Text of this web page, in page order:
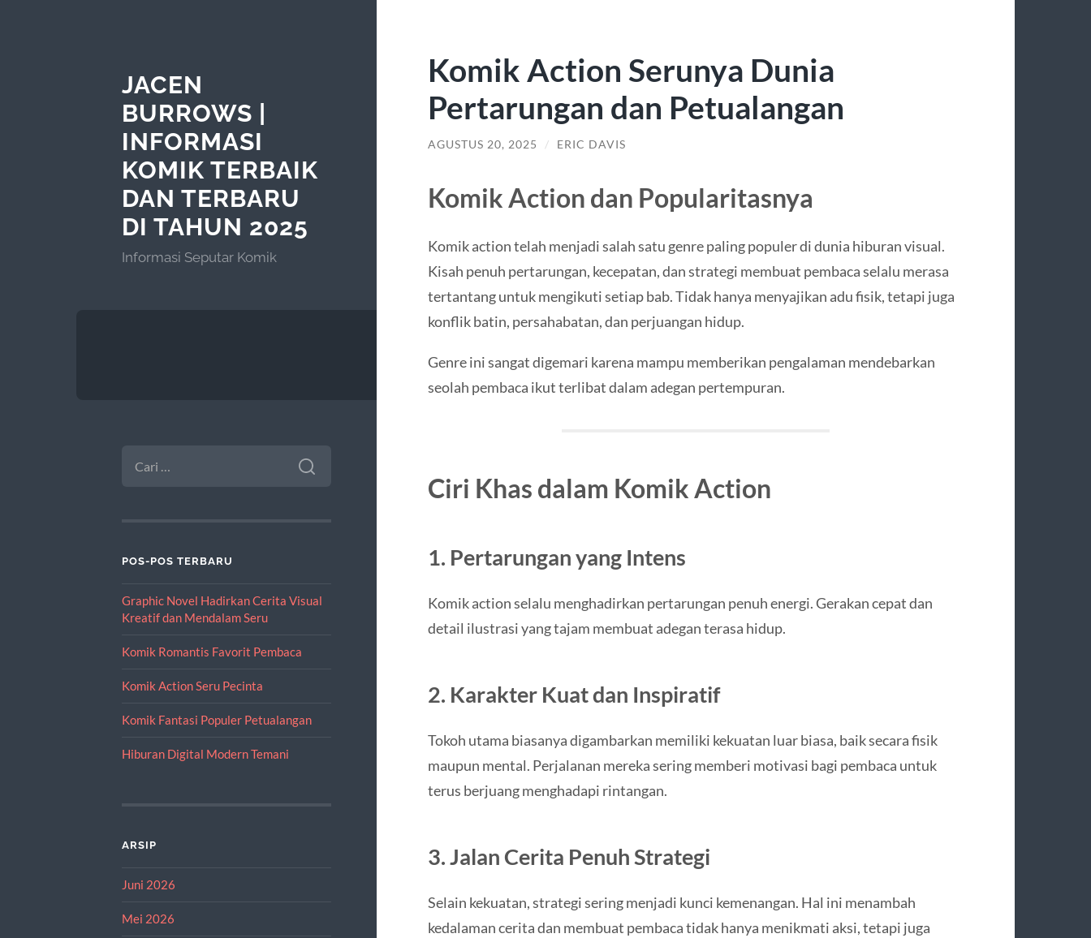
JACEN
BURROWS |
INFORMASI
KOMIK TERBAIK
DAN TERBARU
DI TAHUN 2025
Informasi Seputar Komik
UNTUK:
POS-POS TERBARU
Graphic Novel Hadirkan Cerita Visual
Kreatif dan Mendalam Seru
Komik Romantis Favorit Pembaca
Komik Action Seru Pecinta
Komik Fantasi Populer Petualangan
Hiburan Digital Modern Temani
ARSIP
Juni 2026
Mei 2026
Komik Action Serunya Dunia
Pertarungan dan Petualangan
AGUSTUS 20, 2025 / ERIC DAVIS
Komik Action dan Popularitasnya
Komik action telah menjadi salah satu genre paling populer di dunia hiburan visual.
Kisah penuh pertarungan, kecepatan, dan strategi membuat pembaca selalu merasa
tertantang untuk mengikuti setiap bab. Tidak hanya menyajikan adu fisik, tetapi juga
konflik batin, persahabatan, dan perjuangan hidup.
Genre ini sangat digemari karena mampu memberikan pengalaman mendebarkan
seolah pembaca ikut terlibat dalam adegan pertempuran.
Ciri Khas dalam Komik Action
1. Pertarungan yang Intens
Komik action selalu menghadirkan pertarungan penuh energi. Gerakan cepat dan
detail ilustrasi yang tajam membuat adegan terasa hidup.
2. Karakter Kuat dan Inspiratif
Tokoh utama biasanya digambarkan memiliki kekuatan luar biasa, baik secara fisik
maupun mental. Perjalanan mereka sering memberi motivasi bagi pembaca untuk
terus berjuang menghadapi rintangan.
3. Jalan Cerita Penuh Strategi
Selain kekuatan, strategi sering menjadi kunci kemenangan. Hal ini menambah
kedalaman cerita dan membuat pembaca tidak hanya menikmati aksi, tetapi juga